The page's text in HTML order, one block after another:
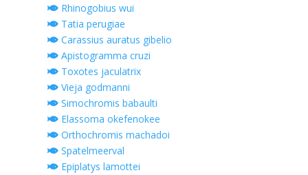
Rhinogobius wui
Tatia perugiae
Carassius auratus gibelio
Apistogramma cruzi
Toxotes jaculatrix
Vieja godmanni
Simochromis babaulti
Elassoma okefenokee
Orthochromis machadoi
Spatelmeerval
Epiplatys lamottei